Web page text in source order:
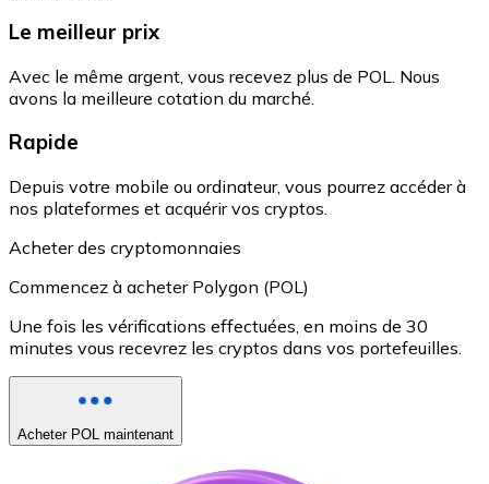
Le meilleur prix
Avec le même argent, vous recevez plus de POL. Nous
avons la meilleure cotation du marché.
Rapide
Depuis votre mobile ou ordinateur, vous pourrez accéder à
nos plateformes et acquérir vos cryptos.
Acheter des cryptomonnaies
Commencez à acheter Polygon (POL)
Une fois les vérifications effectuées, en moins de 30
minutes vous recevrez les cryptos dans vos portefeuilles.
Acheter POL maintenant